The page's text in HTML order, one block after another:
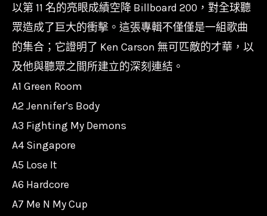
數
量
以第 11 名的亮眼成績空降 Billboard 200，對全球聽
眾造成了巨大的衝擊。這張專輯不僅僅是一組歌曲
的集合；它證明了 Ken Carson 無可匹敵的才華，以
及他與聽眾之間所建立的深刻連結。
A1 Green Room
A2 Jennifer’s Body
A3 Fighting My Demons
A4 Singapore
A5 Lose It
A6 Hardcore
A7 Me N My Cup